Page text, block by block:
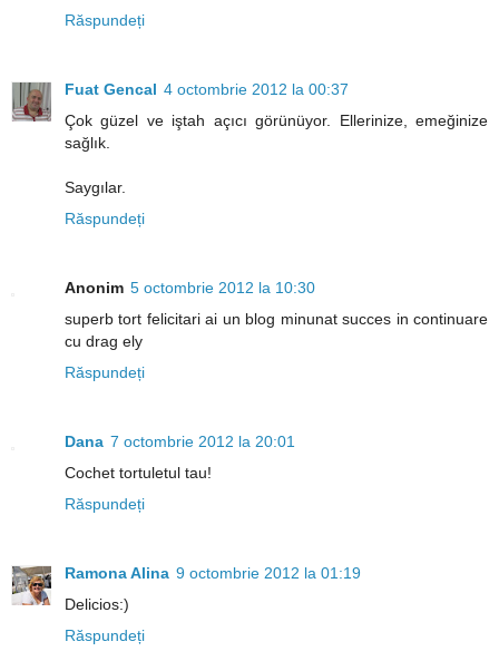
Răspundeți
Fuat Gencal 4 octombrie 2012 la 00:37
Çok güzel ve iştah açıcı görünüyor. Ellerinize, emeğinize
sağlık.
Saygılar.
Răspundeți
Anonim 5 octombrie 2012 la 10:30
superb tort felicitari ai un blog minunat succes in continuare
cu drag ely
Răspundeți
Dana 7 octombrie 2012 la 20:01
Cochet tortuletul tau!
Răspundeți
Ramona Alina 9 octombrie 2012 la 01:19
Delicios:)
Răspundeți